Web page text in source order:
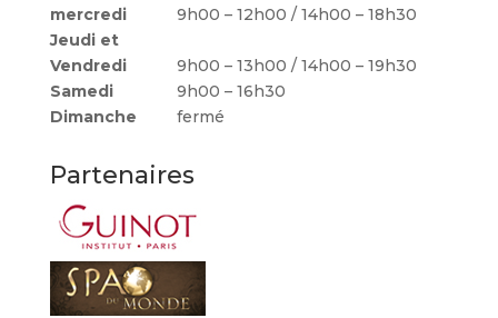
mercredi
9h00 – 12h00 / 14h00 – 18h30
Jeudi et
Vendredi
9h00 – 13h00 / 14h00 – 19h30
Samedi
9h00 – 16h30
Dimanche
fermé
Partenaires